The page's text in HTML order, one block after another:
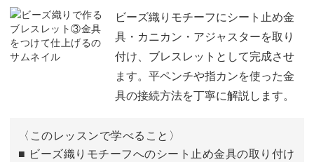
ミスした部分の修復方法 14:28
ビーズ織りモチーフにシート止め金
具・カニカン・アジャスターを取り
付け、ブレスレットとして完成させ
ます。平ペンチや指カンを使った金
具の接続方法を丁寧に解説します。
〈このレッスンで学べること〉
■ ビーズ織りモチーフへのシート止め金具の取り付け